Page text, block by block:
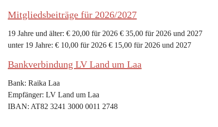
Mitgliedsbeiträge für 2026/2027
19 Jahre und älter: € 20,00 für 2026 € 35,00 für 2026 und 2027
unter 19 Jahre: € 10,00 für 2026 € 15,00 für 2026 und 2027
Bankverbindung LV Land um Laa
Bank: Raika Laa
Empfänger: LV Land um Laa
IBAN: AT82 3241 3000 0011 2748